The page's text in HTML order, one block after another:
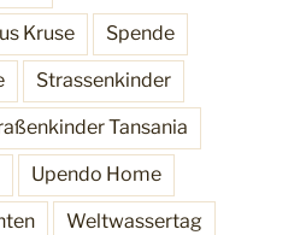
Kruse Spende
Strassenkinder
Tansania
Upendo Home
Weltwassertag